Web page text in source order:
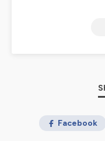
s’accompagne
Compostela
a tendu son micro
jour), les rencontres
Facebook